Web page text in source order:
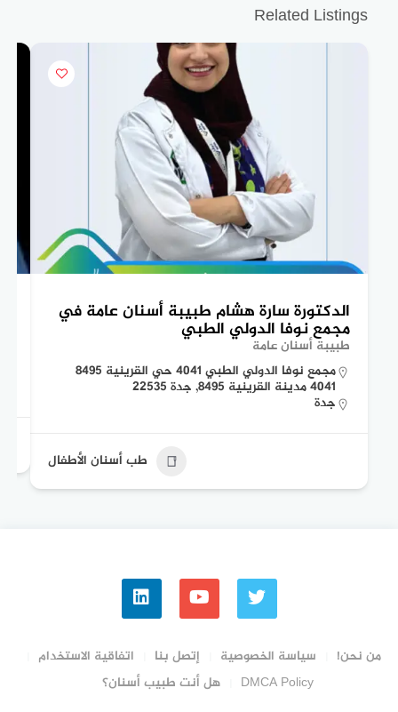
Related Listings
الدكتورة سارة هشام طبيبة أسنان عامة في
مجمع نوفا الدولي الطبي
طبيبة أسنان عامة
مجمع نوفا الدولي الطبي 4041 حي القرينية 8495
4041 مدينة القرينية 8495, جدة 22535
جدة
طب أسنان الأطفال
من نحن! سياسة الخصوصية إتصل بنا
اتفاقية الاستخدام
DMCA Policy
هل أنت طبيب أسنان؟